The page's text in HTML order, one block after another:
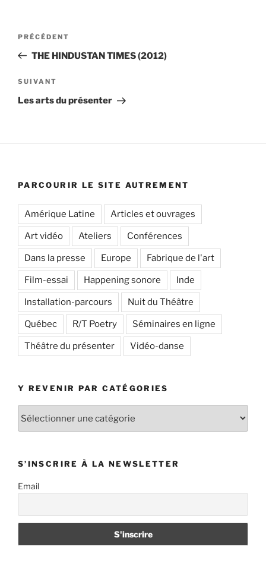
Navigation
l’article
Article
précédent
PRÉCÉDENT
THE HINDUSTAN TIMES (2012)
Article
suivant
SUIVANT
Les arts du présenter
PARCOURIR LE SITE AUTREMENT
Amérique Latine Articles et ouvrages
Art vidéo Ateliers Conférences
Dans la presse Europe Fabrique de l'art
Film-essai Happening sonore Inde
Installation-parcours Nuit du Théâtre
Québec R/T Poetry Séminaires en ligne
Théâtre du présenter Vidéo-danse
Y REVENIR PAR CATÉGORIES
S’INSCRIRE À LA NEWSLETTER
Email